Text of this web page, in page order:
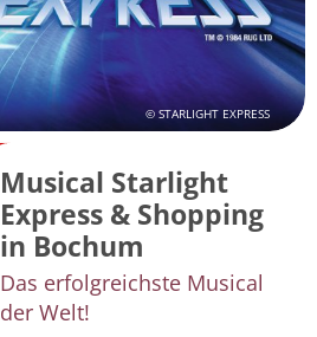
© STARLIGHT EXPRESS
Musical Starlight
Express & Shopping
in Bochum
Das erfolgreichste Musical
der Welt!